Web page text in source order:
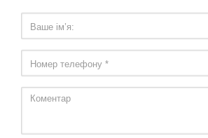
Додатково
Серія